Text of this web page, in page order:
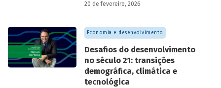
quanto para a história do
Brasil, está o lançamento da publicação
“BNDES Exim: 35 anos de apoio às
20 de fevereiro, 2026
Economia e desenvolvimento
Desafios do desenvolvimento
no século 21: transições
demográfica, climática e
tecnológica